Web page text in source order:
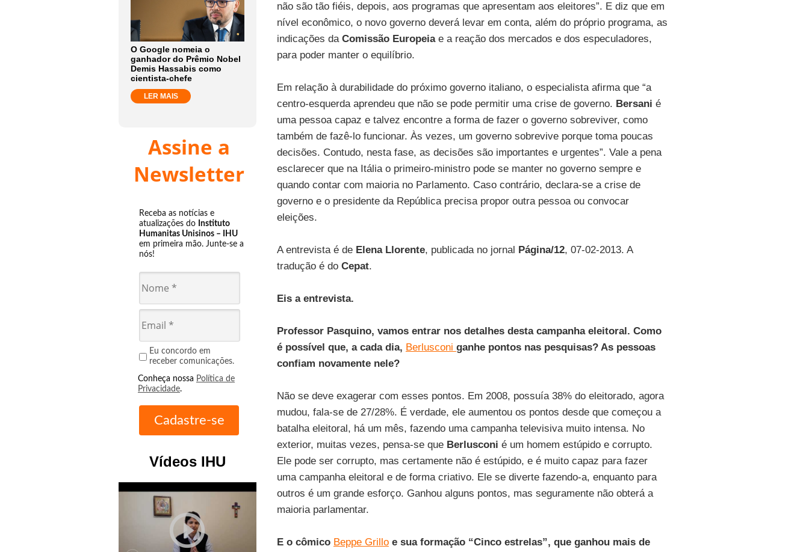
O Google nomeia o
ganhador do Prêmio Nobel
Demis Hassabis como
cientista-chefe
LER MAIS
Assine a
Newsletter
Receba as notícias e
atualizações do Instituto
Humanitas Unisinos – IHU
em primeira mão. Junte-se a
nós!
Eu concordo em
receber comunicações.
Conheça nossa Política de
Privacidade.
Vídeos IHU
play_circle_outline
não são tão fiéis, depois, aos programas que apresentam aos eleitores”. E diz que em
nível econômico, o novo governo deverá levar em conta, além do próprio programa, as
indicações da Comissão Europeiae a reação dos mercados e dos especuladores,
para poder manter o equilíbrio.
Em relação à durabilidade do próximo governo italiano, o especialista afirma que “a
centro-esquerda aprendeu que não se pode permitir uma crise de governo. Bersani é
uma pessoa capaz e talvez encontre a forma de fazer o governo sobreviver, como
também de fazê-lo funcionar. Às vezes, um governo sobrevive porque toma poucas
decisões. Contudo, nesta fase, as decisões são importantes e urgentes”. Vale a pena
esclarecer que na Itália o primeiro-ministro pode se manter no governo sempre e
quando contar com maioria no Parlamento. Caso contrário, declara-se a crise de
governo e o presidente da República precisa propor outra pessoa ou convocar
eleições.
A entrevista é de Elena Llorente, publicada no jornal Página/12, 07-02-2013. A
tradução é do Cepat.
Eis a entrevista.
Professor Pasquino, vamos entrar nos detalhes desta campanha eleitoral. Como
é possível que, a cada dia, Berlusconi ganhe pontos nas pesquisas? As pessoas
confiam novamente nele?
Não se deve exagerar com esses pontos. Em 2008, possuía 38% do eleitorado, agora
mudou, fala-se de 27/28%. É verdade, ele aumentou os pontos desde que começou a
batalha eleitoral, há um mês, fazendo uma campanha televisiva muito intensa. No
exterior, muitas vezes, pensa-se que Berlusconi é um homem estúpido e corrupto.
Ele pode ser corrupto, mas certamente não é estúpido, e é muito capaz para fazer
uma campanha eleitoral e de forma criativo. Ele se diverte fazendo-a, enquanto para
outros é um grande esforço. Ganhou alguns pontos, mas seguramente não obterá a
maioria parlamentar.
E o cômico Beppe Grilloe sua formação “Cinco estrelas”, que ganhou mais de